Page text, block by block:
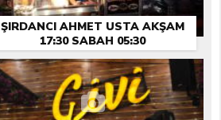
ŞIRDANCI AHMET USTA AKŞAM
17:30 SABAH 05:30
HIZMETINIZDE…